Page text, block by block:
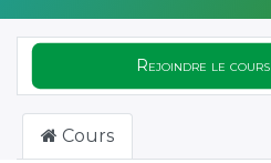
Rejoindre le cours
Cours